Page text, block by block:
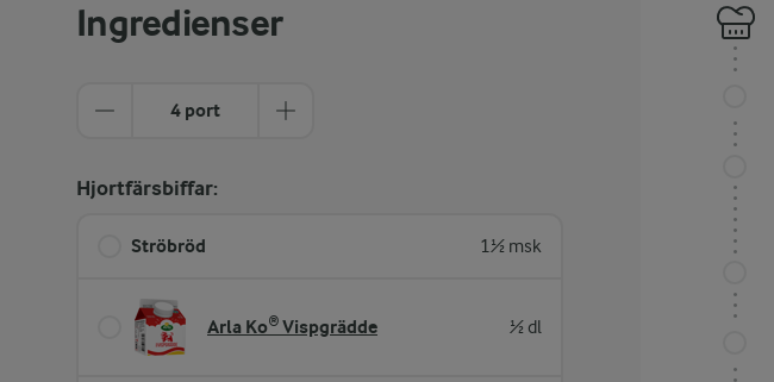
Ingredienser
4 port
Hjortfärsbiffar:
Ströbröd 1½ msk
Arla Ko® Vispgrädde ½ dl